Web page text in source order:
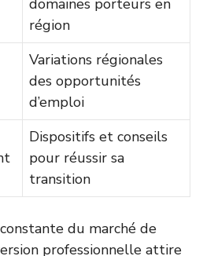
domaines porteurs en
région
Variations régionales
des opportunités
d’emploi
Dispositifs et conseils
pour réussir sa
transition
du marché de
professionnelle attire